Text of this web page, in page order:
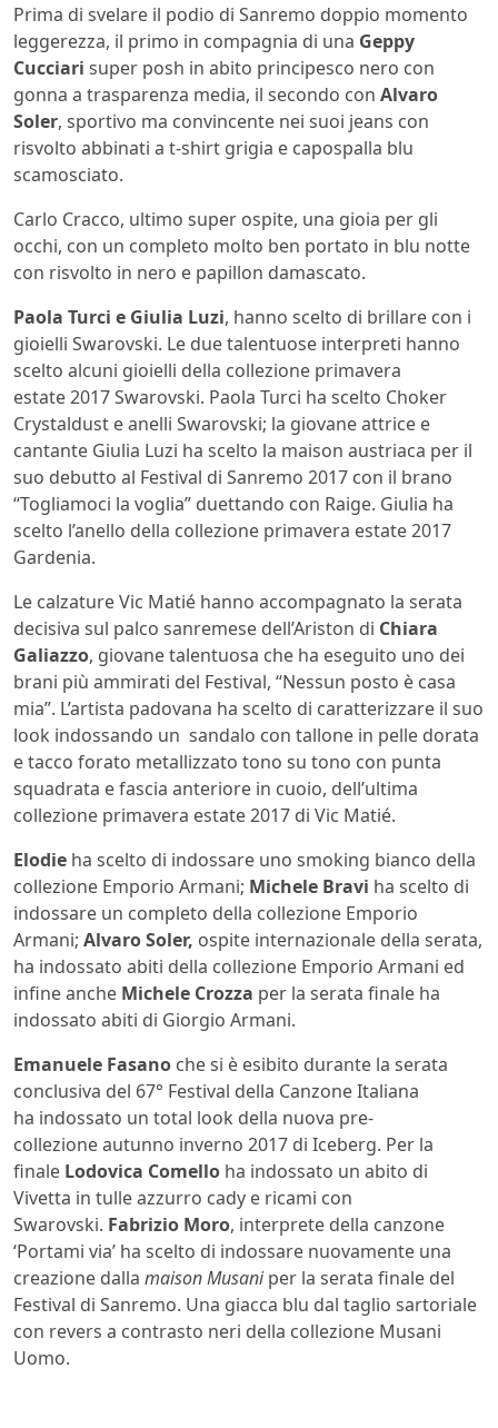
Prima di svelare il podio di Sanremo doppio momento
leggerezza, il primo in compagnia di una Geppy
Cucciari super posh in abito principesco nero con
gonna a trasparenza media, il secondo con Alvaro
Soler, sportivo ma convincente nei suoi jeans con
risvolto abbinati a t-shirt grigia e capospalla blu
scamosciato.
Carlo Cracco, ultimo super ospite, una gioia per gli
occhi, con un completo molto ben portato in blu notte
con risvolto in nero e papillon damascato.
Paola Turci e Giulia Luzi, hanno scelto di brillare con i
gioielli Swarovski. Le due talentuose interpreti hanno
scelto alcuni gioielli della collezione primavera
estate 2017 Swarovski. Paola Turci ha scelto Choker
Crystaldust e anelli Swarovski; la giovane attrice e
cantante Giulia Luzi ha scelto la maison austriaca per il
suo debutto al Festival di Sanremo 2017 con il brano
“Togliamoci la voglia” duettando con Raige. Giulia ha
scelto l’anello della collezione primavera estate 2017
Gardenia.
Le calzatureVic Matié hanno accompagnato la serata
decisiva sul palco sanremese dell’Ariston di Chiara
Galiazzo, giovane talentuosa che ha eseguito uno dei
brani più ammirati del Festival, “Nessun posto è casa
mia”. L’artista padovana ha scelto di caratterizzare il suo
look indossando un sandalo con tallone in pelle dorata
e tacco forato metallizzato tono su tono con punta
squadrata e fascia anteriore in cuoio, dell’ultima
collezione primavera estate 2017 di Vic Matié.
Elodie ha scelto di indossare uno smoking bianco della
collezione Emporio Armani; Michele Bravi ha scelto di
indossare un completo della collezione Emporio
Armani; Alvaro Soler, ospite internazionale della serata,
ha indossato abiti della collezione Emporio Armani ed
infine anche Michele Crozza per la serata finale ha
indossato abiti di Giorgio Armani.
Emanuele Fasano che si è esibito durante la serata
conclusiva del 67° Festival della Canzone Italiana
ha indossato un total look della nuova pre-
collezione autunno inverno 2017 di Iceberg. Per la
finale Lodovica Comello ha indossato un abito di
Vivetta in tulle azzurro cady e ricami con
Swarovski. Fabrizio Moro, interprete della canzone
‘Portami via’ ha scelto di indossare nuovamente una
creazione dalla maison Musaniper la serata finale del
Festival di Sanremo. Una giacca blu dal taglio sartoriale
con revers a contrasto neri della collezione Musani
Uomo.